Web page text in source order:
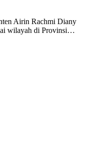
Airin Rachmi Diany
wilayah di Provinsi…